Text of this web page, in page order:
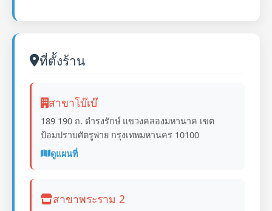
ที่ตั้งร้าน
สาขาโบ๊เบ๊
189 190 ถ. ดำรงรักษ์ แขวงคลองมหานาค เขต
ป้อมปราบศัตรูพ่าย กรุงเทพมหานคร 10100
ดูแผนที่
สาขาพระราม 2